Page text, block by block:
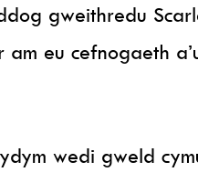
gweithredu
eu cefnogaeth
wedi gweld